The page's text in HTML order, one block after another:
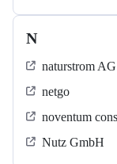
N
naturstrom AG
netgo
noventum
Nutz GmbH